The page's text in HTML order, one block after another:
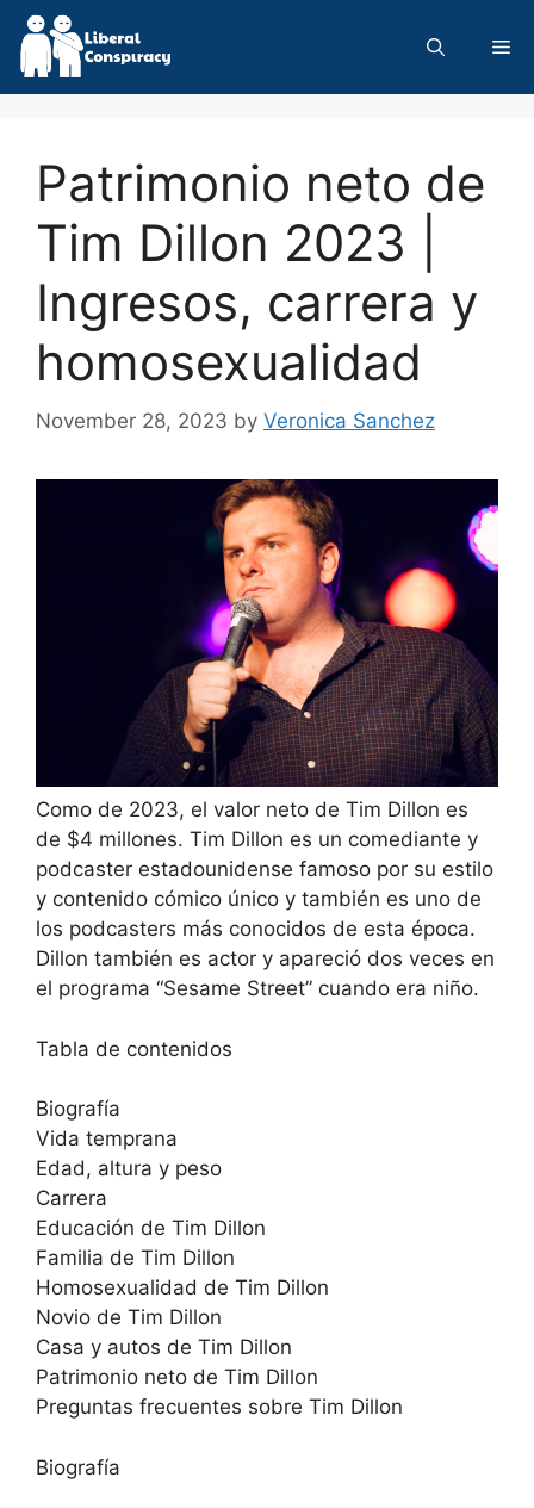
Skip
content
Patrimonio neto de
Tim Dillon 2023 |
Ingresos, carrera y
homosexualidad
November 28, 2023 by Veronica Sanchez
Como de 2023, el valor neto de Tim Dillon es
de $4 millones. Tim Dillon es un comediante y
podcaster estadounidense famoso por su estilo
y contenido cómico único y también es uno de
los podcasters más conocidos de esta época.
Dillon también es actor y apareció dos veces en
el programa “Sesame Street” cuando era niño.
Tabla de contenidos
Biografía
Vida temprana
Edad, altura y peso
Carrera
Educación de Tim Dillon
Familia de Tim Dillon
Homosexualidad de Tim Dillon
Novio de Tim Dillon
Casa y autos de Tim Dillon
Patrimonio neto de Tim Dillon
Preguntas frecuentes sobre Tim Dillon
Biografía